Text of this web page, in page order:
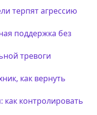
терпят агрессию
поддержка без
тревоги
как вернуть
как контролировать